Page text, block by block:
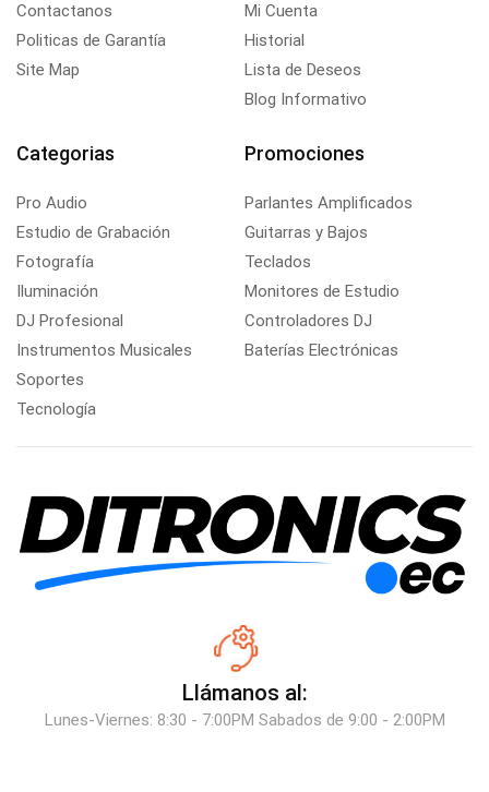
Contactanos
Politicas de Garantía
Site Map
Mi Cuenta
Historial
Lista de Deseos
Blog Informativo
Categorias
Pro Audio
Estudio de Grabación
Fotografía
Iluminación
DJ Profesional
Instrumentos Musicales
Soportes
Tecnología
Promociones
Parlantes Amplificados
Guitarras y Bajos
Teclados
Monitores de Estudio
Controladores DJ
Baterías Electrónicas
Llámanos al:
Lunes-Viernes: 8:30 - 7:00PM Sabados de 9:00 - 2:00PM